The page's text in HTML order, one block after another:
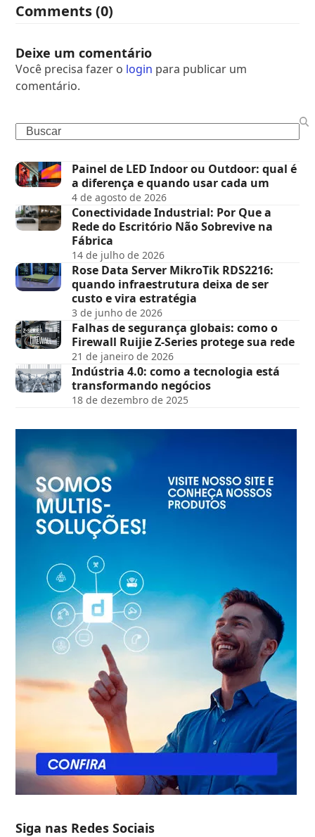
Comments (0)
Deixe um comentário
Você precisa fazer o login para publicar um
comentário.
Painel de LED Indoor ou Outdoor: qual é
a diferença e quando usar cada um
4 de agosto de 2026
Conectividade Industrial: Por Que a
Rede do Escritório Não Sobrevive na
Fábrica
14 de julho de 2026
Rose Data Server MikroTik RDS2216:
quando infraestrutura deixa de ser
custo e vira estratégia
3 de junho de 2026
Falhas de segurança globais: como o
Firewall Ruijie Z-Series protege sua rede
21 de janeiro de 2026
Indústria 4.0: como a tecnologia está
transformando negócios
18 de dezembro de 2025
Siga nas Redes Sociais